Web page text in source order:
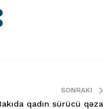
SONRAKI
qadın sürücü qəza